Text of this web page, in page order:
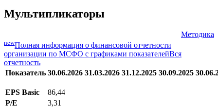
Мультипликаторы
Методика
newПолная информация о финансовой отчетности
организации по МСФО с графиками показателейВся
отчетность
Показатель 30.06.2026 31.03.2026 31.12.2025 30.09.2025
EPS Basic
86,44
P/E
3,31